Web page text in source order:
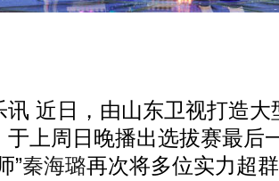
近日，由山东卫视打造大
于上周日晚播出选拔赛最后
”秦海璐再次将多位实力超